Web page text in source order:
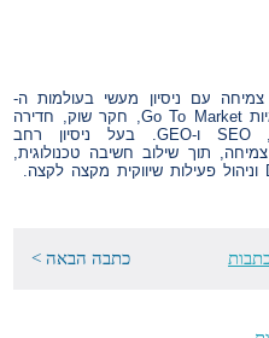
עם ניסיון מעשי בעולמות ה-
B2B וה-B2C. מומחה בבניית אסטרטגיות Go To Market, חקר שוק, חדירה
לשווקים חדשים, אוטומציה שיווקית, SEO ו-GEO. בעל ניסיון רחב
תוך שילוב חשיבה טכנולוגית,
כתבה הבאה >